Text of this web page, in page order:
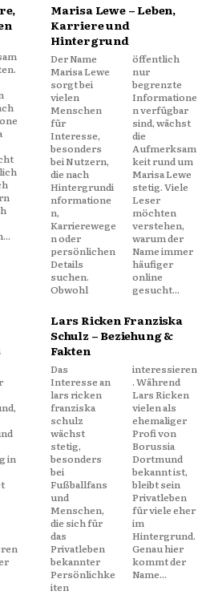
Marisa Lewe – Leben,
Karriere und
Hintergrund
Der Name
Marisa Lewe
sorgt bei
vielen
Menschen
für
Interesse,
besonders
bei Nutzern,
die nach
Hintergrundi
nformatione
n,
Karrierewege
n oder
persönlichen
Details
suchen.
Obwohl
öffentlich
nur
begrenzte
Informatione
n verfügbar
sind, wächst
die
Aufmerksam
keit rund um
Marisa Lewe
stetig. Viele
Leser
möchten
verstehen,
warum der
Name immer
häufiger
online
gesucht...
Lars Ricken Franziska
Schulz – Beziehung &
Fakten
Das
Interesse an
lars ricken
franziska
schulz
wächst
stetig,
besonders
bei
Fußballfans
und
Menschen,
die sich für
das
Privatleben
bekannter
Persönlichke
iten
interessieren
. Während
Lars Ricken
vielen als
ehemaliger
Profi von
Borussia
Dortmund
bekannt ist,
bleibt sein
Privatleben
für viele eher
im
Hintergrund.
Genau hier
kommt der
Name...